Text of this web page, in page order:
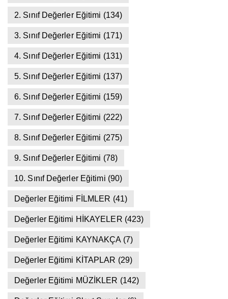
2. Sınıf Değerler Eğitimi (134)
3. Sınıf Değerler Eğitimi (171)
4. Sınıf Değerler Eğitimi (131)
5. Sınıf Değerler Eğitimi (137)
6. Sınıf Değerler Eğitimi (159)
7. Sınıf Değerler Eğitimi (222)
8. Sınıf Değerler Eğitimi (275)
9. Sınıf Değerler Eğitimi (78)
10. Sınıf Değerler Eğitimi (90)
Değerler Eğitimi FİLMLER (41)
Değerler Eğitimi HİKAYELER (423)
Değerler Eğitimi KAYNAKÇA (7)
Değerler Eğitimi KİTAPLAR (29)
Değerler Eğitimi MÜZİKLER (142)